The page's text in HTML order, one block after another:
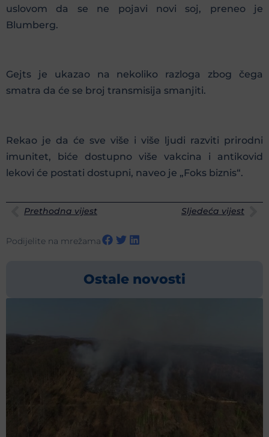
uslovom da se ne pojavi novi soj, preneo je
Blumberg.
Gejts je ukazao na nekoliko razloga zbog čega
smatra da će se broj transmisija smanjiti.
Rekao je da će sve više i više ljudi razviti prirodni
imunitet, biće dostupno više vakcina i antikovid
lekovi će postati dostupni, naveo je „Foks biznis“.
Prethodna vijest Sljedeća vijest
Podijelite na mrežama
Ostale novosti